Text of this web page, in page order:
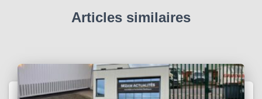
Articles similaires